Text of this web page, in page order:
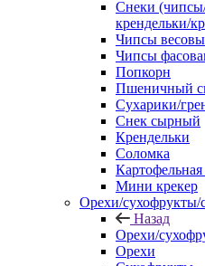
Снеки
крендельки/
Чипсы
Чипсы
Попкорн
Пшеничный
Сухарики/
Снек сырный
Крендельки
Соломка
Мини крекер
Орехи/сухофрукты/
Назад
Орехи/
Орехи